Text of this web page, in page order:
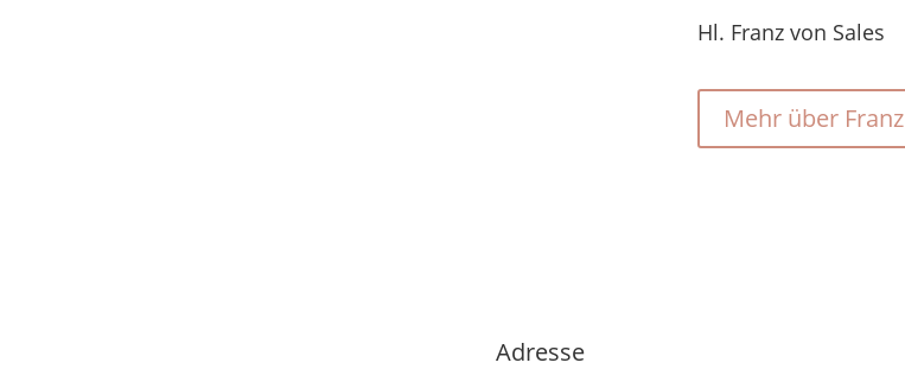
Hl. Franz von Sales
Mehr über Franz
Adresse